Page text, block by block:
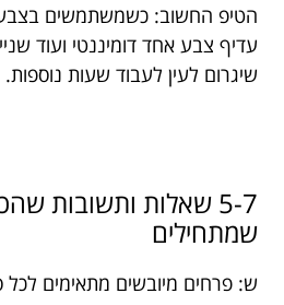
הטיפ החשוב: כשמשתמשים
עדיף צבע אחד דומיננטי ועוד
שיגרום לעין לעבוד שעות נוספות.
5-7 שאלות ותשובות
שמתחילים
ש: פרחים מיובשים מתאימים לכל